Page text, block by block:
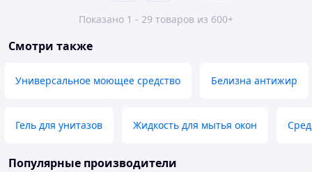
Показано 1 - 29 товаров из 600+
Смотри также
Универсальное моющее средство Белизна антижир
Гель для унитазов Жидкость для мытья окон
Популярные производители